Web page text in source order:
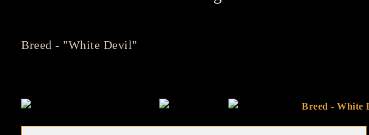
Breed - "White Devil"